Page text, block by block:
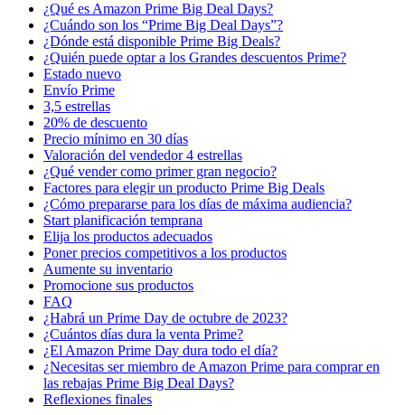
¿Qué es Amazon Prime Big Deal Days?
¿Cuándo son los “Prime Big Deal Days”?
¿Dónde está disponible Prime Big Deals?
¿Quién puede optar a los Grandes descuentos Prime?
Estado nuevo
Envío Prime
3,5 estrellas
20% de descuento
Precio mínimo en 30 días
Valoración del vendedor 4 estrellas
¿Qué vender como primer gran negocio?
Factores para elegir un producto Prime Big Deals
¿Cómo prepararse para los días de máxima audiencia?
Start planificación temprana
Elija los productos adecuados
Poner precios competitivos a los productos
Aumente su inventario
Promocione sus productos
FAQ
¿Habrá un Prime Day de octubre de 2023?
¿Cuántos días dura la venta Prime?
¿El Amazon Prime Day dura todo el día?
¿Necesitas ser miembro de Amazon Prime para comprar en
las rebajas Prime Big Deal Days?
Reflexiones finales